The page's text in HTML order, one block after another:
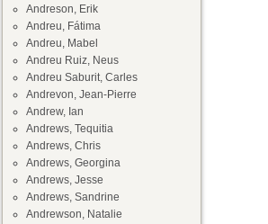
Andreson, Erik
Andreu, Fátima
Andreu, Mabel
Andreu Ruiz, Neus
Andreu Saburit, Carles
Andrevon, Jean-Pierre
Andrew, Ian
Andrews, Tequitia
Andrews, Chris
Andrews, Georgina
Andrews, Jesse
Andrews, Sandrine
Andrewson, Natalie